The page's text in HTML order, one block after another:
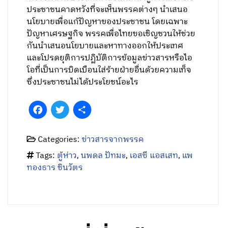
ประชาชนคาดหวังที่จะเห็นพรรคต่างๆ นำเสนอ
นโยบายเพื่อแก้ปัญหาของประชาชน โดยเฉพาะ
ปัญหาเศรษฐกิจ พรรคเพื่อไทยขอเชิญชวนให้ช่วย
กันนำเสนอนโยบายและหาทางออกให้ประเทศ
และโปรดยุติการปฏิบัติการข้อมูลข่าวสารหรือไอ
โอที่เป็นการบิดเบือนใส่ร้ายฝ่ายอื่นด้วยความเท็จ
ซึ่งประชาชนไม่ได้ประโยชน์อะไร
FacebookTwitter
Categories:ข่าวสารจากพรรค
Tags: ตู้ห่าว,นพดล ปัทมะ,เอสซี แอสเสท,แพ
ทองธาร ชินวัตร